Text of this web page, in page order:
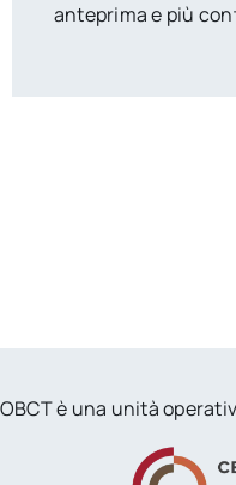
anteprima e più
OBCT è una unità